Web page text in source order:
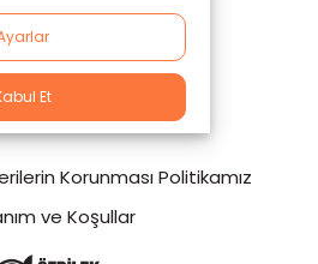
Korunması Politikamız
ve Koşullar
All Right reserved.
Et